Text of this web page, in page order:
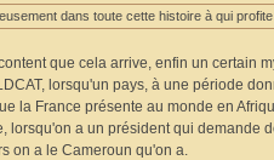
dans toute cette histoire à qui
que cela arrive, enfin un certain
lorsqu'un pays, à une période
la France présente au monde en
lorsqu'on a un président qui demande
on a le Cameroun qu'on a.